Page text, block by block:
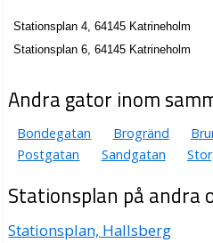
Stationsplan 4, 64145 Katrineholm
Stationsplan 6, 64145 Katrineholm
Andra gator inom
Bondegatan Brogränd
Postgatan
Sandgatan
Stationsplan på andra
Stationsplan, Hallsberg